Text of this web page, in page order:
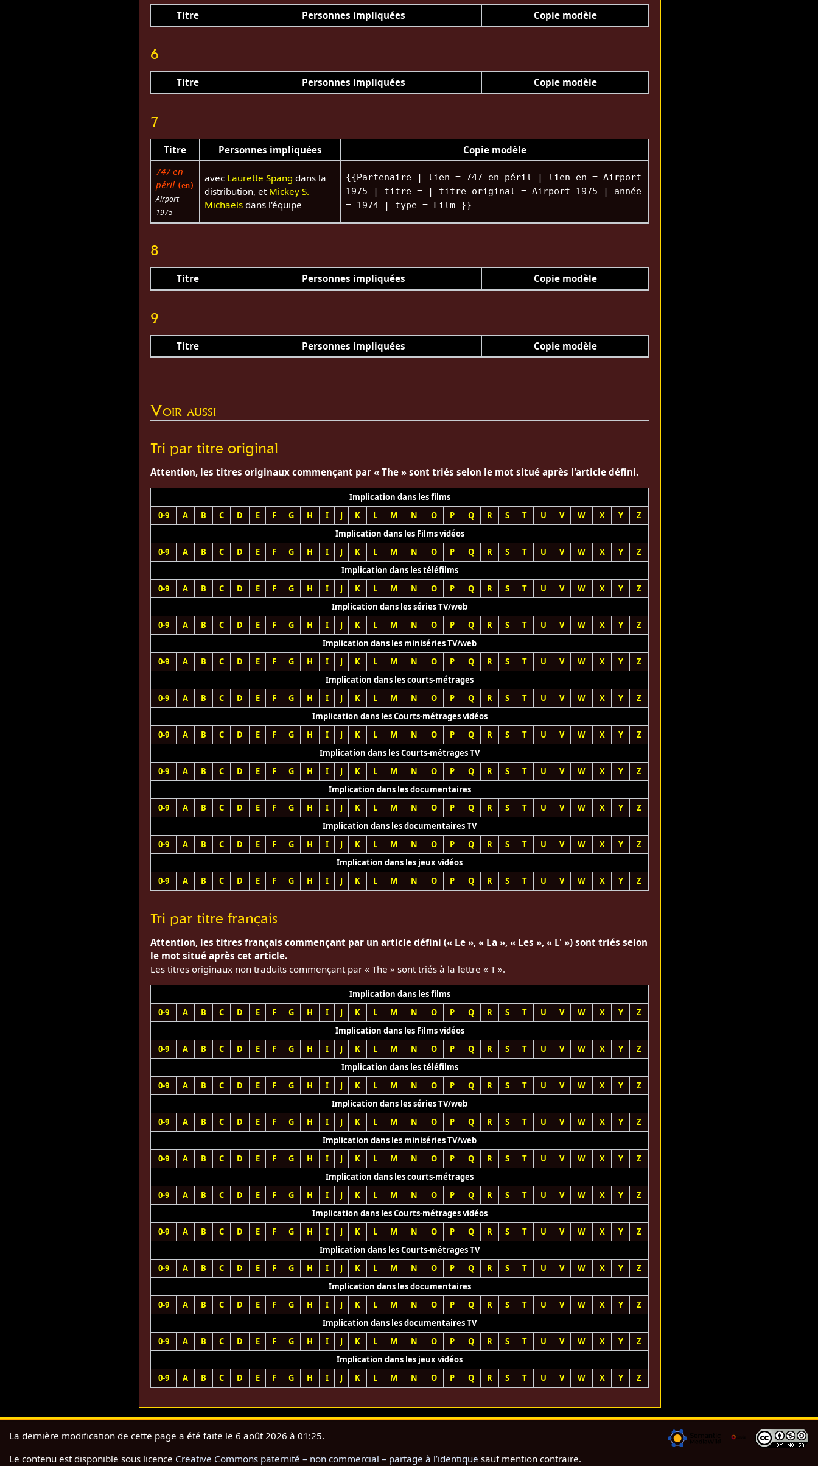
Titre Personnes impliquées Copie modèle
6
Titre Personnes impliquées Copie modèle
7
Titre Personnes impliquées
Copie modèle
747 en
péril (en)
Airport
1975
avec Laurette Spang dans la
distribution, et Mickey S.
Michaelsdans l'équipe
{{Partenaire | lien = 747 en péril | lien en = Airport
1975 | titre = | titre original = Airport 1975 | année
= 1974 | type = Film }}
8
Titre Personnes impliquées Copie modèle
9
Titre Personnes impliquées Copie modèle
Voir aussi
Tri par titre original
Attention, les titres originaux commençant par « The » sont triés selon le mot situé après l'article défini.
Implication dans les films
0-9
A B C D E F G H I J K L M N O P Q R S T U V W X Y
Z
Implication dans les Films vidéos
0-9
A B C D E F G H I J K L M N O P Q R S T U V W X Y
Z
Implication dans les téléfilms
0-9
A B C D E F G H I J K L M N O P Q R S T U V W X Y
Z
Implication dans les séries TV/web
0-9
A B C D E F G H I J K L M N O P Q R S T U V W X Y
Z
Implication dans les miniséries TV/web
0-9
A B C D E F G H I J K L M N O P Q R S T U V W X Y
Z
Implication dans les courts-métrages
0-9
A B C D E F G H I J K L M N O P Q R S T U V W X Y
Z
Implication dans les Courts-métrages vidéos
0-9
A B C D E F G H I J K L M N O P Q R S T U V W X Y
Z
Implication dans les Courts-métrages TV
0-9
A B C D E F G H I J K L M N O P Q R S T U V W X Y
Z
Implication dans les documentaires
0-9
A B C D E F G H I J K L M N O P Q R S T U V W X Y
Z
Implication dans les documentaires TV
0-9
A B C D E F G H I J K L M N O P Q R S T U V W X Y
Z
Implication dans les jeux vidéos
0-9
A B C D E F G H I J K L M N O P Q R S T U V W X Y Z
Tri par titre français
Attention, les titres français commençant par un article défini (« Le », « La », « Les », « L' ») sont triés selon
le mot situé après cet article.
Les titres originaux non traduits commençant par « The » sont triés à la lettre « T ».
Implication dans les films
0-9
A B C D E F G H I J K L M N O P Q R S T U V W X Y
Z
Implication dans les Films vidéos
0-9
A B C D E F G H I J K L M N O P Q R S T U V W X Y
Z
Implication dans les téléfilms
0-9
A B C D E F G H I J K L M N O P Q R S T U V W X Y
Z
Implication dans les séries TV/web
0-9
A B C D E F G H I J K L M N O P Q R S T U V W X Y
Z
Implication dans les miniséries TV/web
0-9
A B C D E F G H I J K L M N O P Q R S T U V W X Y
Z
Implication dans les courts-métrages
0-9
A B C D E F G H I J K L M N O P Q R S T U V W X Y
Z
Implication dans les Courts-métrages vidéos
0-9
A B C D E F G H I J K L M N O P Q R S T U V W X Y
Z
Implication dans les Courts-métrages TV
0-9
A B C D E F G H I J K L M N O P Q R S T U V W X Y
Z
Implication dans les documentaires
0-9
A B C D E F G H I J K L M N O P Q R S T U V W X Y
Z
Implication dans les documentaires TV
0-9
A B C D E F G H I J K L M N O P Q R S T U V W X Y
Z
Implication dans les jeux vidéos
0-9
A B C D E F G H I J K L M N O P Q R S T U V W X Y Z
La dernière modification de cette page a été faite le 6 août 2026 à 01:25.
Le contenu est disponible sous licence Creative Commons paternité – non commercial – partage à l’identique sauf mention contraire.